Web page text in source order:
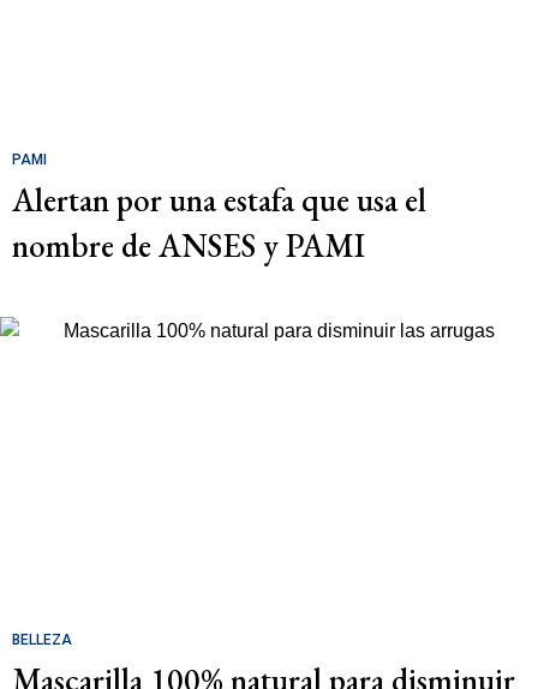
PAMI
Alertan por una estafa que usa el
nombre de ANSES y PAMI
BELLEZA
Mascarilla 100% natural para disminuir